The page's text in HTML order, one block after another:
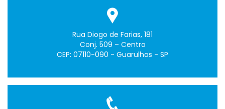
Rua Diogo de Farias, 181
Conj. 509 – Centro
CEP: 07110-090 - Guarulhos - SP